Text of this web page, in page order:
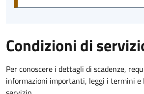
Condizioni di
Per conoscere i dettagli di scadenze,
informazioni importanti, leggi i termini e